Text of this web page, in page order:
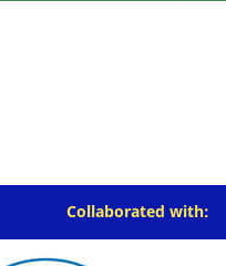
Collaborated with: